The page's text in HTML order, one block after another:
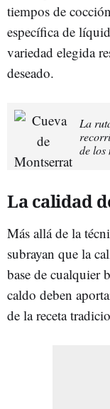
tiempos de
específica de
variedad elegida
deseado.
La
de los
La calidad
Más allá de la
subrayan que la
base de cualquier
caldo deben
de la receta